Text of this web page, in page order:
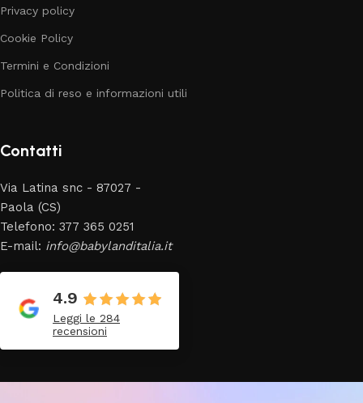
Privacy policy
Cookie Policy
Termini e Condizioni
Politica di reso e informazioni utili
Contatti
Via Latina snc - 87027 -
Paola (CS)
Telefono: 377 365 0251
E-mail: info@babylanditalia.it
4.9
Leggi le 284
recensioni